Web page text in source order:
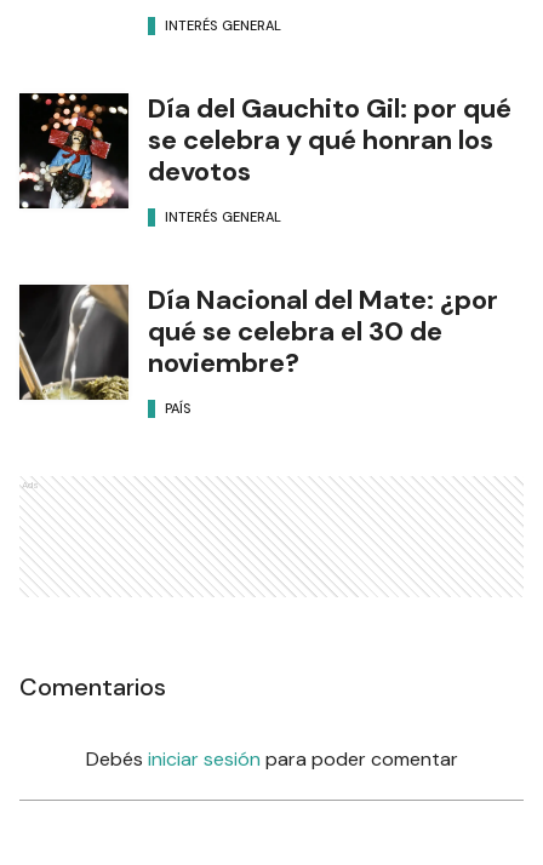
INTERÉS GENERAL
Día del Gauchito Gil: por qué
se celebra y qué honran los
devotos
INTERÉS GENERAL
Día Nacional del Mate: ¿por
qué se celebra el 30 de
noviembre?
PAÍS
Ads
Comentarios
Debés iniciar sesión para poder comentar